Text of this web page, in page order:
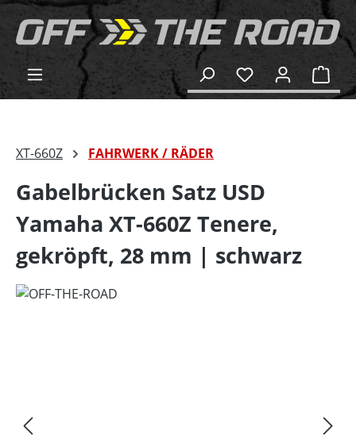
springen
XT-660Z FAHRWERK / RÄDER
Gabelbrücken Satz USD
Yamaha XT-660Z Tenere,
gekröpft, 28 mm | schwarz